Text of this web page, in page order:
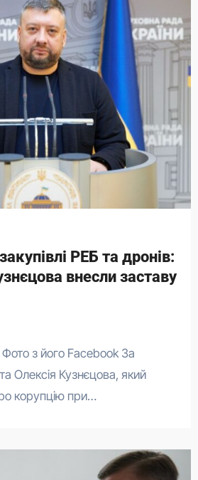
РЕБ та дронів:
внесли заставу
Олексія Кузнєцова, який
корупцію при…